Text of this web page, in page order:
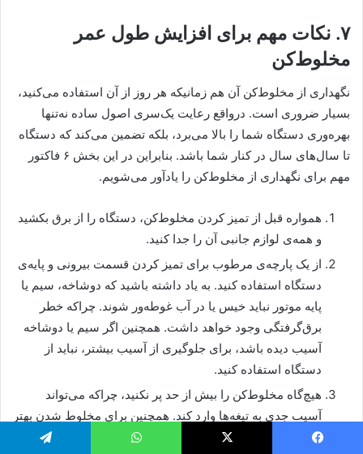
۷. نکات مهم برای افزایش طول عمر
مخلوط‌کن
نگهداری از مخلوط‌کن آن هم زمانیکه هر روز از آن استفاده می‌کنید،
بسیار ضروری است. درواقع رعایت یک‌سری اصول ساده نه‌تنها
بهره‌وری دستگاه شما را بالا می‌برد، بلکه تضمین می‌کند که دستگاه
تا سال‌های سال در کنار شما باشد. بنابراین در این بخش ۶ فاکتور
مهم برای نگهداری از مخلوط‌کن را یادآور می‌شویم.
همواره قبل از تمیز کردن مخلوط‌کن، دستگاه را از برق بکشید
و همه‌ی لوازم جانبی آن را جدا کنید.
از یک پارچه‌ی مرطوب برای تمیز کردن قسمت بیرونی و پایه‌ی
دستگاه استفاده کنید. به یاد داشته باشید که دوشاخه، سیم یا
پایه موتور نباید خیس یا در آب غوطه‌ور شوند. چراکه خطر
برق‌گرفتگی وجود خواهد داشت. همچنین اگر سیم یا دوشاخه
آسیب دیده باشد، برای جلوگیری از آسیب بیشتر، نباید از
دستگاه استفاده کنید.
هیچ‌گاه مخلوط‌کن را بیش از حد پر نکنید، چراکه می‌تواند
آسیب جدی به تیغه‌ها وارد کند. همچنین برای مخلوط شدن بهتر
مواد با یکدیگر آن‌ها را به صورت لایه‌ای و بر اساس سختی